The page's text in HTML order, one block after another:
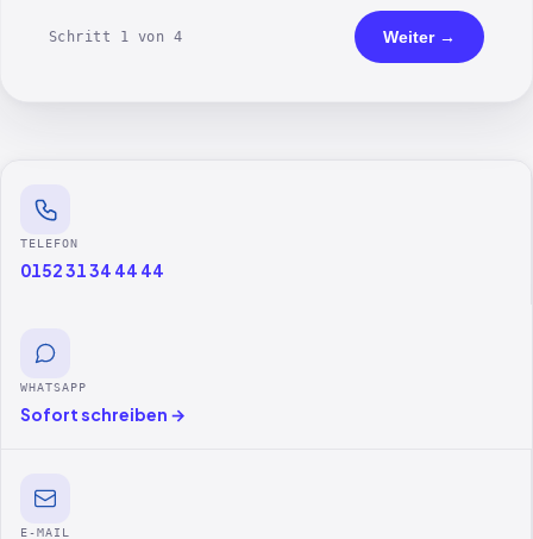
Schritt 1 von 4 Weiter →
TELEFON
0152 31 34 44 44
WHATSAPP
Sofort schreiben →
E-MAIL